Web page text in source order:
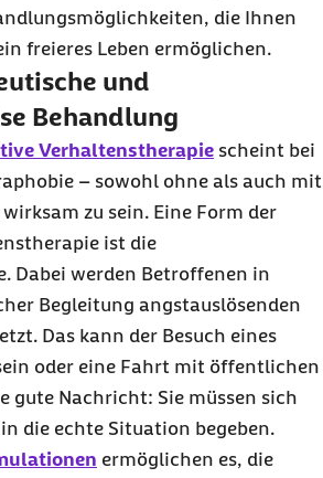
die Ihnen
freieres Leben ermöglichen.
und
Behandlung
Verhaltenstherapie scheint bei
– sowohl ohne als auch mit
zu sein. Eine Form der
ist die
Dabei werden Betroffenen in
Begleitung angstauslösenden
Das kann der Besuch eines
oder eine Fahrt mit öffentlichen
gute Nachricht: Sie müssen sich
die echte Situation begeben.
ermöglichen es, die